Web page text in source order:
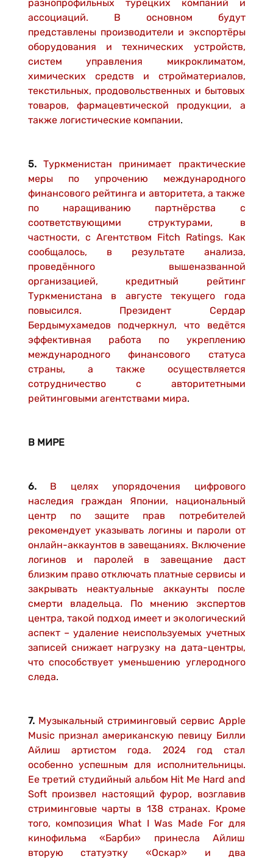
разнопрофильных турецких компаний и
ассоциаций. В основном будут
представлены производители и экспортёры
оборудования и технических устройств,
систем управления микроклиматом,
химических средств и стройматериалов,
текстильных, продовольственных и бытовых
товаров, фармацевтической продукции, а
также логистические компании.
5.
Туркменистан принимает практические
меры по упрочению международного
финансового рейтинга и авторитета, а также
по наращиванию партнёрства с
соответствующими структурами, в
частности, с Агентством Fitch Ratings. Как
сообщалось, в результате анализа,
проведённого вышеназванной
организацией, кредитный рейтинг
Туркменистана в августе текущего года
повысился. Президент Сердар
Бердымухамедов подчерк­нул, что ведётся
эффективная работа по укреплению
международного финансового статуса
страны, а также осуществляется
сотрудничество с авторитетными
рейтинговыми агентствами мира.
В МИРЕ
6.
В целях упорядочения цифрового
наследия граждан Японии, национальный
центр по защите прав потребителей
рекомендует указывать логины и пароли от
онлайн-аккаунтов в завещаниях. Включение
логинов и паролей в завещание даст
близким право отключать платные сервисы и
закрывать неактуальные аккаунты после
смерти владельца. По мнению экспертов
центра, такой подход имеет и экологический
аспект – удаление неиспользуемых учетных
записей снижает нагрузку на дата-центры,
что способствует уменьшению углеродного
следа.
7. Музыкальный стриминговый сервис Apple
Music признал американскую певицу Билли
Айлиш артистом года. 2024 год стал
особенно успешным для исполнительницы.
Ее третий студийный альбом Hit Me Hard and
Soft произвел настоящий фурор, возглавив
стриминговые чарты в 138 странах. Кроме
того, композиция What I Was Made For для
кинофильма «Барби» принесла Айлиш
вторую статуэтку «Оскар» и два